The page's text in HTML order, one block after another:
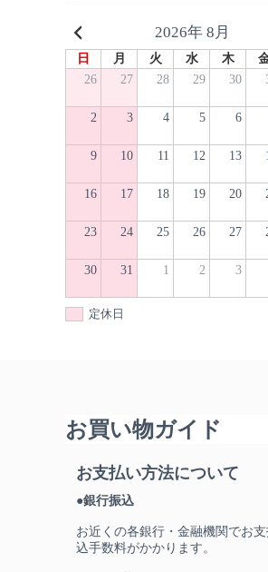
2026年 8月
日 月 火 水 木
26
27 28 29 30
2 3 4 5 6
9 10 11 12 13
16 17 18 19 20
23 24 25 26 27
30 31 1 2 3
定休日
お買い物ガイド
お支払い方法について
●銀行振込
お近くの各銀行・金融機関でお
込手数料がかかります。